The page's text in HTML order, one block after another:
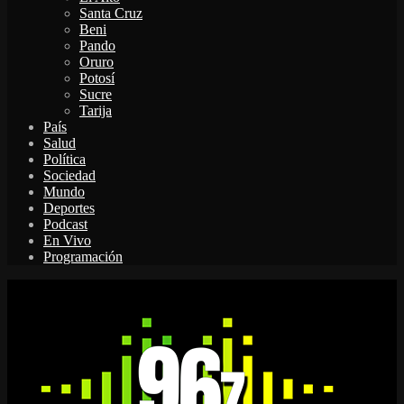
Santa Cruz
Beni
Pando
Oruro
Potosí
Sucre
Tarija
País
Salud
Política
Sociedad
Mundo
Deportes
Podcast
En Vivo
Programación